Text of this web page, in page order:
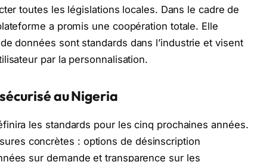
toutes les législations locales. Dans le cadre de
a promis une coopération totale. Elle
données sont standards dans l’industrie et visent
par la personnalisation.
au Nigeria
les standards pour les cinq prochaines années.
concrètes : options de désinscription
sur demande et transparence sur les